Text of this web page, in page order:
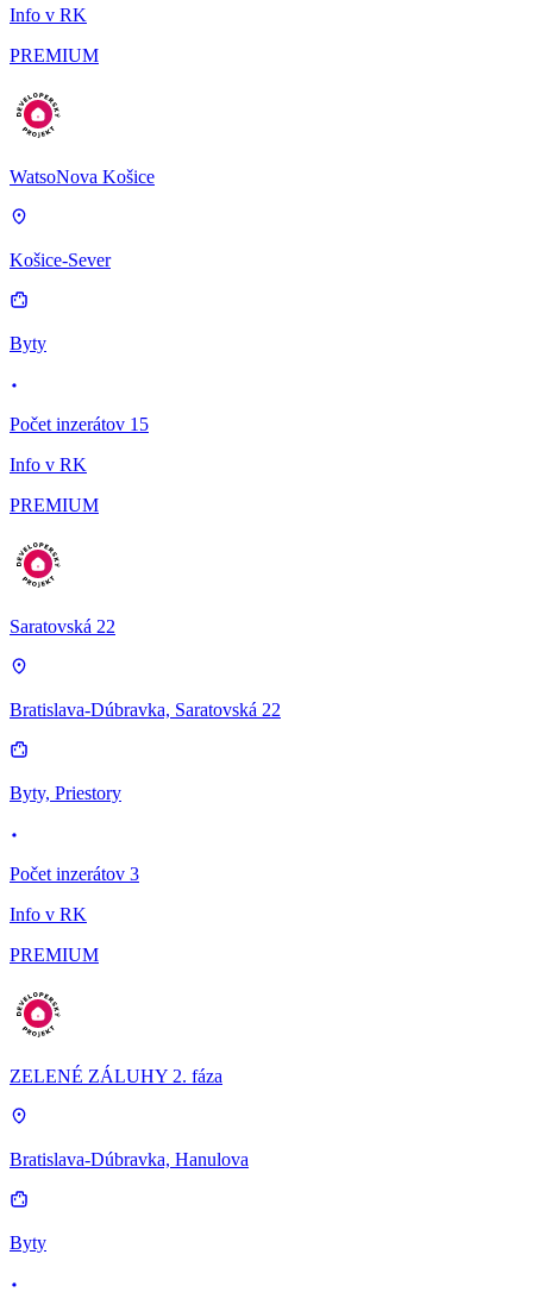
Info v RK
PREMIUM
WatsoNova Košice
Košice-Sever
Byty
Počet inzerátov 15
Info v RK
PREMIUM
Saratovská 22
Bratislava-Dúbravka, Saratovská 22
Byty, Priestory
Počet inzerátov 3
Info v RK
PREMIUM
ZELENÉ ZÁLUHY 2. fáza
Bratislava-Dúbravka, Hanulova
Byty